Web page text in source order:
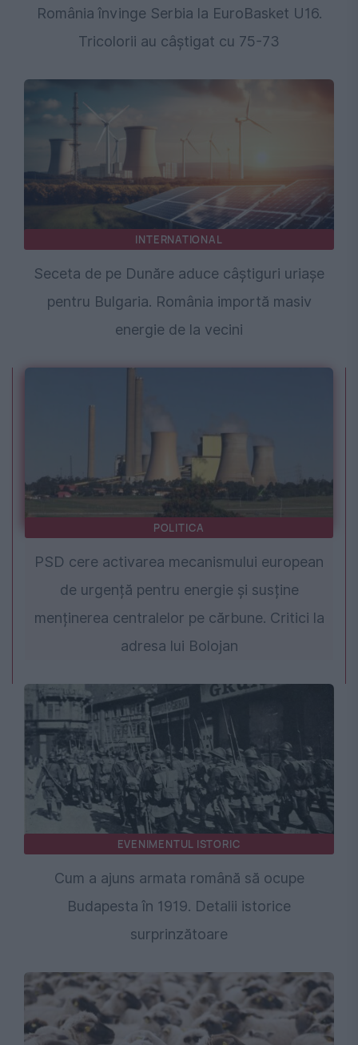
România învinge Serbia la EuroBasket U16.
Tricolorii au câștigat cu 75-73
INTERNATIONAL
Seceta de pe Dunăre aduce câștiguri uriașe
pentru Bulgaria. România importă masiv
energie de la vecini
POLITICA
PSD cere activarea mecanismului european
de urgență pentru energie și susține
menținerea centralelor pe cărbune. Critici la
adresa lui Bolojan
EVENIMENTUL ISTORIC
Cum a ajuns armata română să ocupe
Budapesta în 1919. Detalii istorice
surprinzătoare